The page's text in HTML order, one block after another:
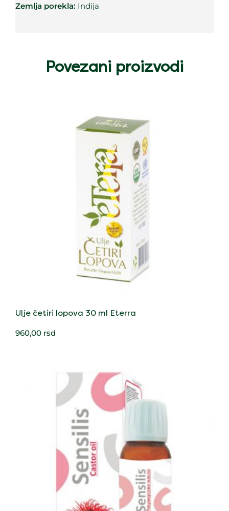
Zemlja porekla: Indija
Povezani proizvodi
Ulje četiri lopova 30 ml Eterra
960,00 rsd